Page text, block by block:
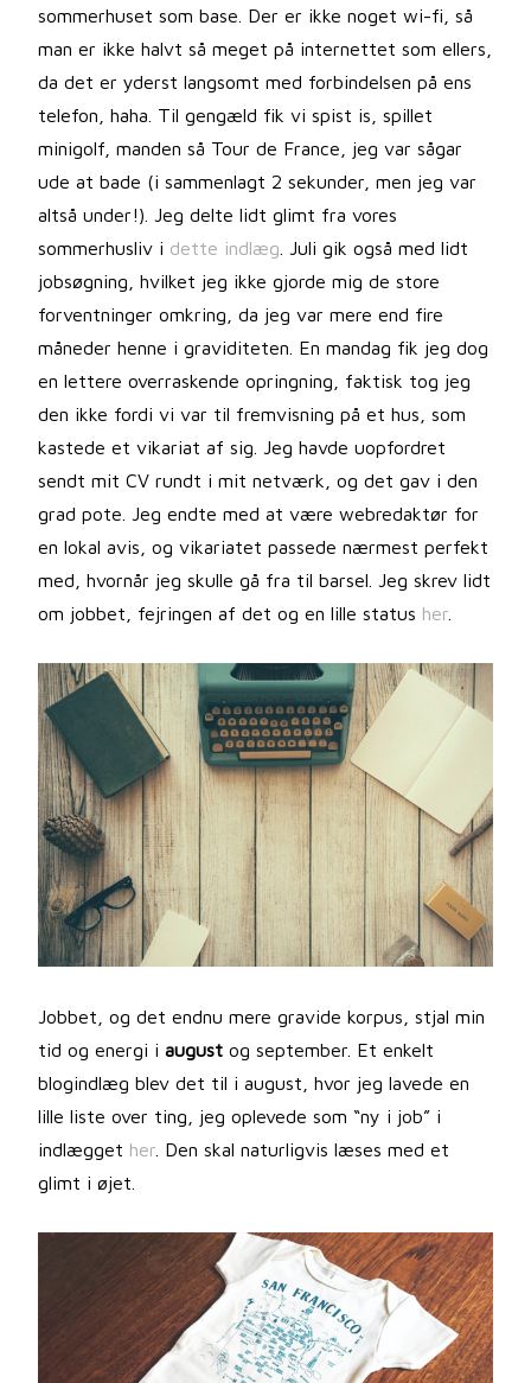
sommerhuset som base. Der er ikke noget wi-fi, så
man er ikke halvt så meget på internettet som ellers,
da det er yderst langsomt med forbindelsen på ens
telefon, haha. Til gengæld fik vi spist is, spillet
minigolf, manden så Tour de France, jeg var sågar
ude at bade (i sammenlagt 2 sekunder, men jeg var
altså under!). Jeg delte lidt glimt fra vores
sommerhusliv i dette indlæg . Juli gik også med lidt
jobsøgning, hvilket jeg ikke gjorde mig de store
forventninger omkring, da jeg var mere end fire
måneder henne i graviditeten. En mandag fik jeg dog
en lettere overraskende opringning, faktisk tog jeg
den ikke fordi vi var til fremvisning på et hus, som
kastede et vikariat af sig. Jeg havde uopfordret
sendt mit CV rundt i mit netværk, og det gav i den
grad pote. Jeg endte med at være webredaktør for
en lokal avis, og vikariatet passede nærmest perfekt
med, hvornår jeg skulle gå fra til barsel. Jeg skrev lidt
om jobbet, fejringen af det og en lille status her
Jobbet, og det endnu mere gravide korpus, stjal min
tid og energi iaugust og september. Et enkelt
blogindlæg blev det til i august, hvor jeg lavede en
lille liste over ting, jeg oplevede som “ny i job” i
indlægget her . Den skal naturligvis læses med et
glimt i øjet.